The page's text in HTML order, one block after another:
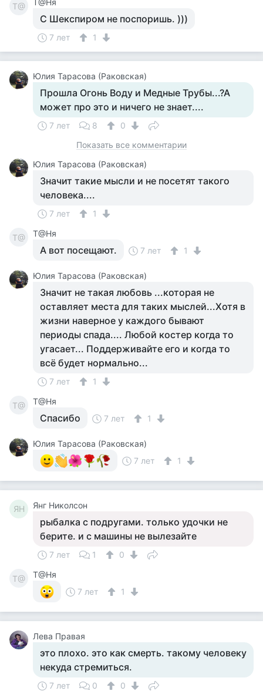
Т@ Т@Ня
С Шекспиром не поспоришь. )))
7 лет 1
Юлия Тарасова (Раковская)
Прошла Огонь Воду и Медные Трубы...?А
может про это и ничего не знает....
7 лет 8
0
Показать все комментарии
Юлия Тарасова (Раковская)
Значит такие мысли и не посетят такого
человека....
7 лет 1
Т@ Т@Ня
А вот посещают. 7 лет 1
Юлия Тарасова (Раковская)
Значит не такая любовь ...которая не
оставляет места для таких мыслей...Хотя в
жизни наверное у каждого бывают
периоды спада.... Любой костер когда то
угасает... Поддерживайте его и когда то
всё будет нормально...
7 лет 1
Т@ Т@Ня
Спасибо 7 лет 1
Юлия Тарасова (Раковская)
7 лет
1
ЯН Янг Николсон
рыбалка с подругами. только удочки не
берите. и с машины не вылезайте
7 лет 1 0
Т@
Т@Ня
7 лет
1
Лева Правая
это плохо. это как смерть. такому человеку
некуда стремиться.
7 лет 0 0